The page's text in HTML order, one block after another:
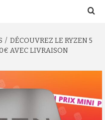
DÉCOUVREZ LE RYZEN 5
AVEC LIVRAISON